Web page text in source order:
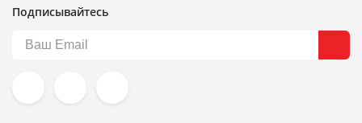
Подписывайтесь